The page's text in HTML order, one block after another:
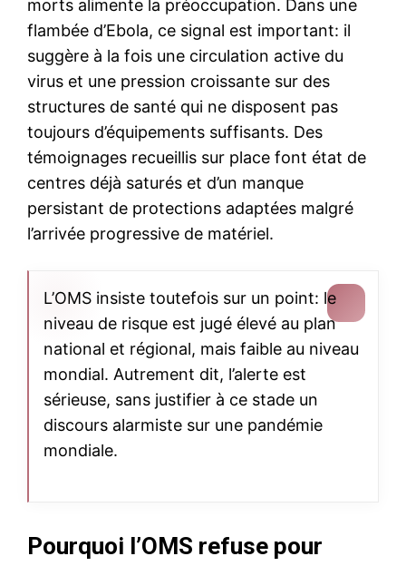
morts alimente la préoccupation. Dans une
flambée d’Ebola, ce signal est important: il
suggère à la fois une circulation active du
virus et une pression croissante sur des
structures de santé qui ne disposent pas
toujours d’équipements suffisants. Des
témoignages recueillis sur place font état de
centres déjà saturés et d’un manque
persistant de protections adaptées malgré
l’arrivée progressive de matériel.
L’OMS insiste toutefois sur un point: le
niveau de risque est jugé élevé au plan
national et régional, mais faible au niveau
mondial. Autrement dit, l’alerte est
sérieuse, sans justifier à ce stade un
discours alarmiste sur une pandémie
mondiale.
Pourquoi l’OMS refuse pour